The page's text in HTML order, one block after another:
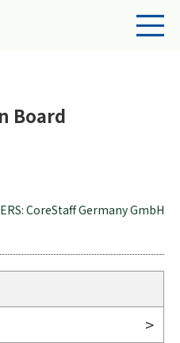
Board
CoreStaff Germany GmbH